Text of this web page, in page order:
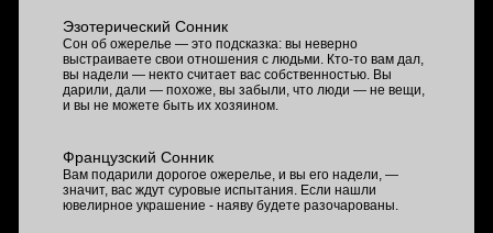
Эзотерический Сонник
Сон об ожерелье — это подсказка: вы неверно
выстраиваете свои отношения с людьми. Кто-то вам дал,
вы надели — некто считает вас собственностью. Вы
дарили, дали — похоже, вы забыли, что люди — не вещи,
и вы не можете быть их хозяином.
Французский Сонник
Вам подарили дорогое ожерелье, и вы его надели, —
значит, вас ждут суровые испытания. Если нашли
ювелирное украшение - наяву будете разочарованы.